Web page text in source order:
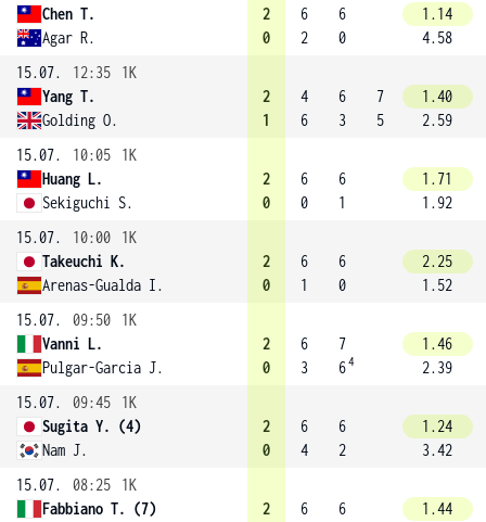
Chen T.
Agar R.
2
0
6
2
6
0
1.14
4.58
15.07.
12:35
1K
Yang T.
Golding O.
2
1
4
6
6
3
7
5
1.40
2.59
15.07.
10:05
1K
Huang L.
Sekiguchi S.
2
0
6
0
6
1
1.71
1.92
15.07.
10:00
1K
Takeuchi K.
Arenas-Gualda I.
2
0
6
1
6
0
2.25
1.52
15.07.
09:50
1K
Vanni L.
Pulgar-Garcia J.
2
0
6
3
7
64
1.46
2.39
15.07.
09:45
1K
Sugita Y. (4)
Nam J.
2
0
6
4
6
2
1.24
3.42
15.07.
08:25
1K
Fabbiano T. (7)
2
6
6
1.44